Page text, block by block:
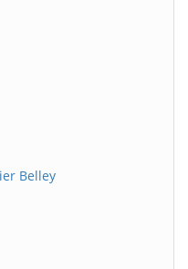
Belley